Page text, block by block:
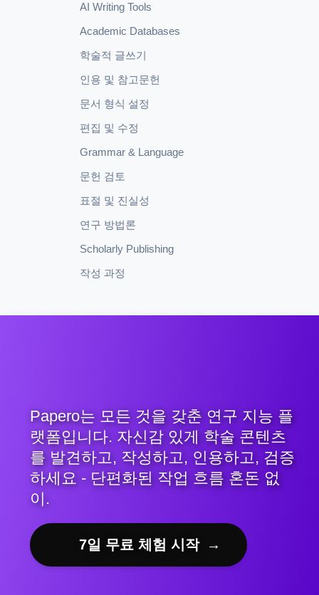
AI Writing Tools
Academic Databases
학술적 글쓰기
인용 및 참고문헌
문서 형식 설정
편집 및 수정
Grammar & Language
문헌 검토
표절 및 진실성
연구 방법론
Scholarly Publishing
작성 과정
Papero는 모든 것을 갖춘 연구 지능 플
랫폼입니다. 자신감 있게 학술 콘텐츠
를 발견하고, 작성하고, 인용하고, 검증
하세요 - 단편화된 작업 흐름 혼돈 없
이.
7일 무료 체험 시작 →